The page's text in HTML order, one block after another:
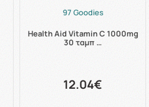
97 Goodies
Health Aid Vitamin C 1000mg
30 ταμπ …
12.04€